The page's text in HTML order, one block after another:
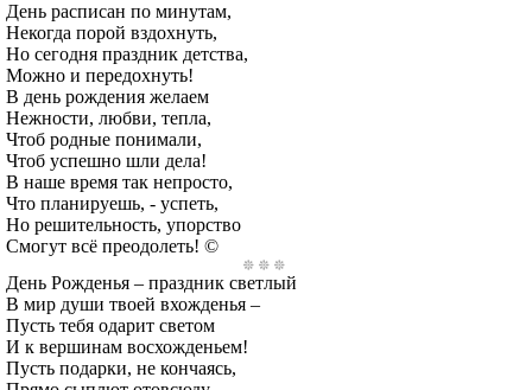
День расписан по минутам,
Некогда порой вздохнуть,
Но сегодня праздник детства,
Можно и передохнуть!
В день рождения желаем
Нежности, любви, тепла,
Чтоб родные понимали,
Чтоб успешно шли дела!
В наше время так непросто,
Что планируешь, - успеть,
Но решительность, упорство
Смогут всё преодолеть! ©
День Рожденья – праздник светлый
В мир души твоей вхожденья –
Пусть тебя одарит светом
И к вершинам восхожденьем!
Пусть подарки, не кончаясь,